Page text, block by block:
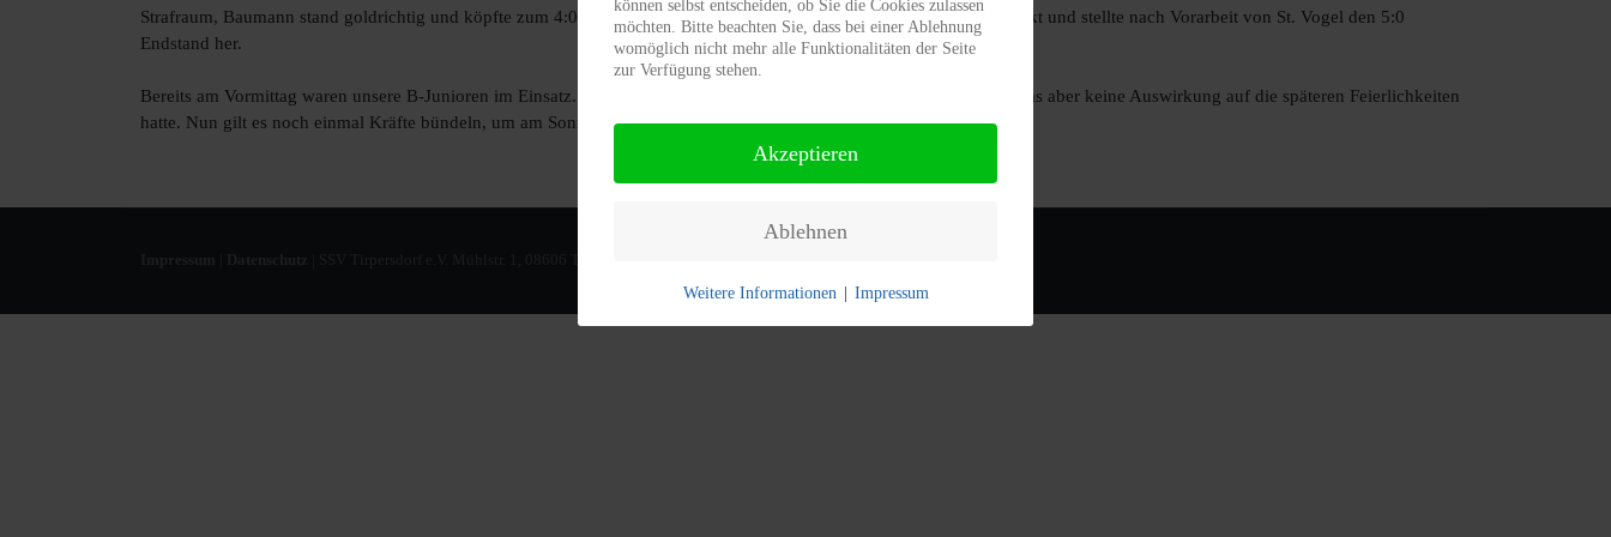
Strafraum, Baumann stand goldrichtig und köpfte zum 4:0 ein. 3 Minuten später setzte erneut Grundig den Schlusspunkt und stellte nach Vorarbeit von St. Vogel den 5:0
Endstand her.
Bereits am Vormittag waren unsere B-Junioren im Einsatz. Das letzte Saisonspiel ging mit 3:1 in Irfersgrün verloren, was aber keine Auswirkung auf die späteren Feierlichkeiten
hatte. Nun gilt es noch einmal Kräfte bündeln, um am Sonntag 13:00 Uhr in Werda das Double perfekt zu machen.
können selbst entscheiden, ob Sie die Cookies zulassen
möchten. Bitte beachten Sie, dass bei einer Ablehnung
womöglich nicht mehr alle Funktionalitäten der Seite
zur Verfügung stehen.
Akzeptieren
Ablehnen
Weitere Informationen | Impressum